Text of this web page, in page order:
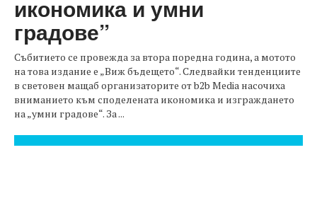
икономика и умни
градове”
Събитието се провежда за втора поредна година, а мотото
на това издание е „Виж бъдещето“. Следвайки тенденциите
в световен мащаб организаторите от b2b Media насочиха
вниманието към споделената икономика и изграждането
на „умни градове“. За ...